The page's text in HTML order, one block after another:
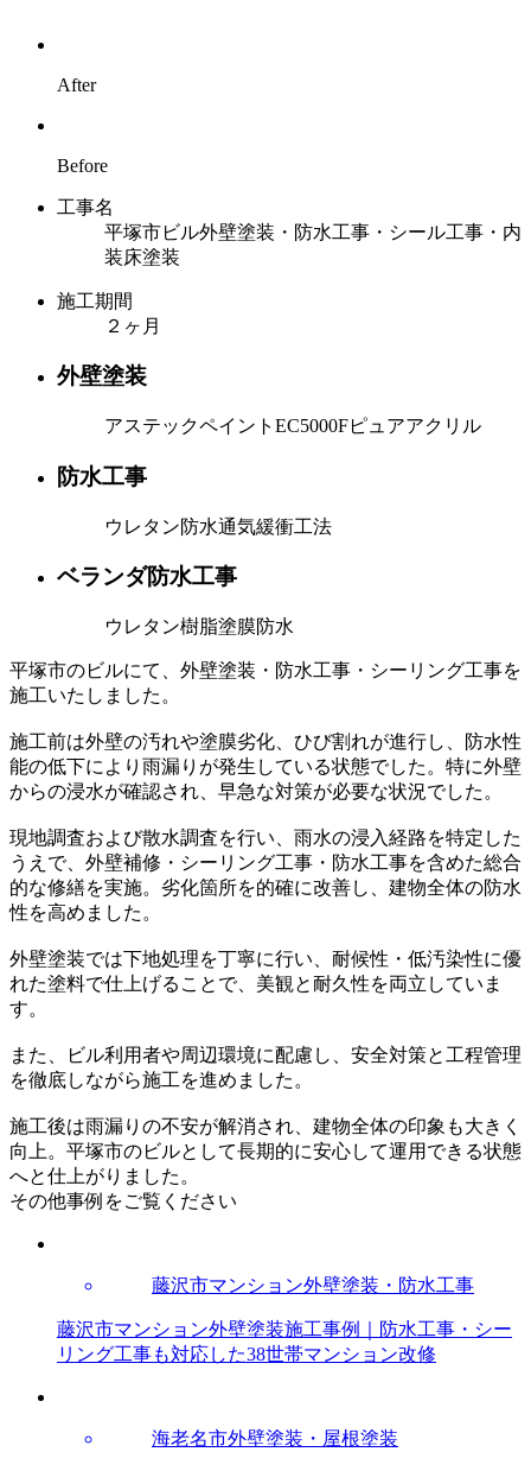
After
Before
工事名
平塚市ビル外壁塗装・防水工事・シール工事・内
装床塗装
施工期間
２ヶ月
外壁塗装
アステックペイントEC5000Fピュアアクリル
防水工事
ウレタン防水通気緩衝工法
ベランダ防水工事
ウレタン樹脂塗膜防水
平塚市のビルにて、外壁塗装・防水工事・シーリング工事を
施工いたしました。
施工前は外壁の汚れや塗膜劣化、ひび割れが進行し、防水性
能の低下により雨漏りが発生している状態でした。特に外壁
からの浸水が確認され、早急な対策が必要な状況でした。
現地調査および散水調査を行い、雨水の浸入経路を特定した
うえで、外壁補修・シーリング工事・防水工事を含めた総合
的な修繕を実施。劣化箇所を的確に改善し、建物全体の防水
性を高めました。
外壁塗装では下地処理を丁寧に行い、耐候性・低汚染性に優
れた塗料で仕上げることで、美観と耐久性を両立していま
す。
また、ビル利用者や周辺環境に配慮し、安全対策と工程管理
を徹底しながら施工を進めました。
施工後は雨漏りの不安が解消され、建物全体の印象も大きく
向上。平塚市のビルとして長期的に安心して運用できる状態
へと仕上がりました。
その他事例をご覧ください
藤沢市マンション外壁塗装・防水工事
藤沢市マンション外壁塗装施工事例｜防水工事・シー
リング工事も対応した38世帯マンション改修
海老名市外壁塗装・屋根塗装